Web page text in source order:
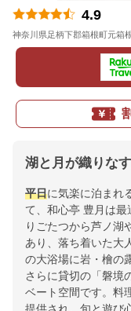
4.9
神奈川県足柄下郡箱根町元箱
湖と月が織りな
平日に気楽に泊まれ
て、和心亭 豊月は
りごたつから芦ノ湖
あり、落ち着いた大
の大浴場に岩・檜の
さらに貸切の「磐境
ベート空間です。料